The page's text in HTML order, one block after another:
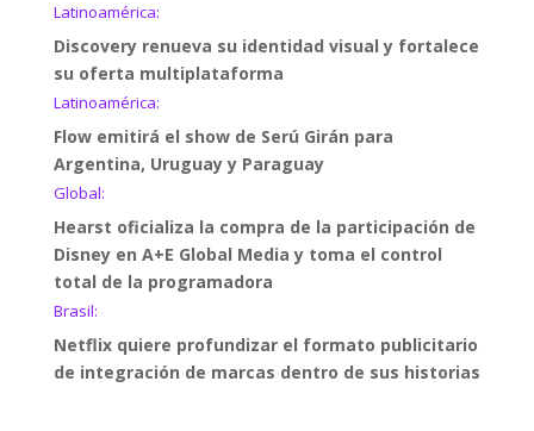
Latinoamérica:
Discovery renueva su identidad visual y fortalece
su oferta multiplataforma
Latinoamérica:
Flow emitirá el show de Serú Girán para
Argentina, Uruguay y Paraguay
Global:
Hearst oficializa la compra de la participación de
Disney en A+E Global Media y toma el control
total de la programadora
Brasil:
Netflix quiere profundizar el formato publicitario
de integración de marcas dentro de sus historias